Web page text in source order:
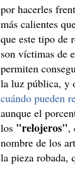
por hacerles
más calientes
que este tipo de
son víctimas de
permiten
la luz pública, y
cuándo pueden
aunque el
los "relojeros",
nombre de los
la pieza robada,